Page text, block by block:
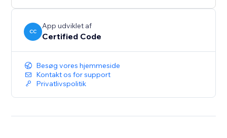
CC
App udviklet af
Certified Code
Besøg vores hjemmeside
Kontakt os for support
Privatlivspolitik